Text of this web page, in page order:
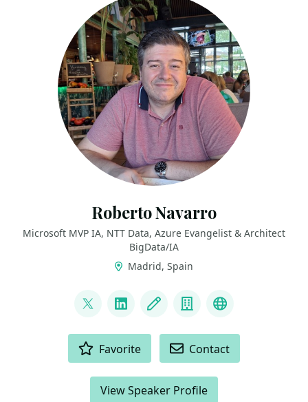
Roberto Navarro
Microsoft MVP IA, NTT Data, Azure Evangelist & Architect
BigData/IA
Madrid, Spain
@NavarroRoberto_
LinkedInBlog CompanyYoutube
Favorite Contact
View Speaker Profile